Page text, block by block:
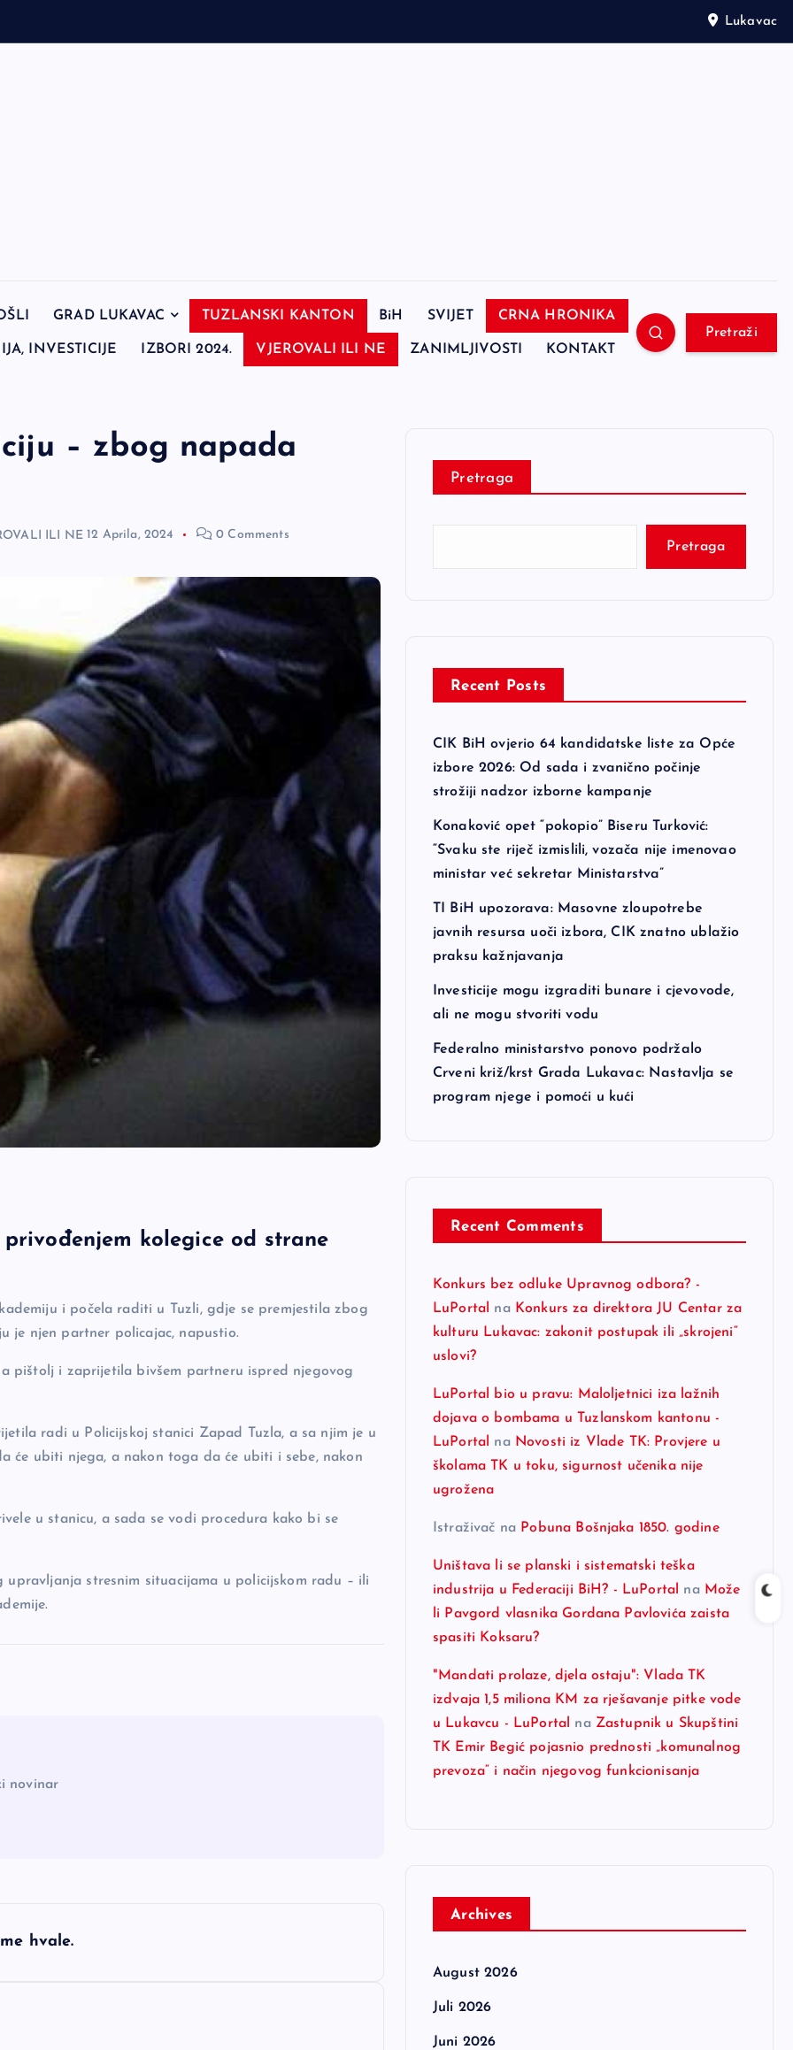
Lukavac
GRAD LUKAVAC TUZLANSKI KANTON BiH SVIJET CRNA HRONIKA
INVESTICIJE IZBORI 2024. VJEROVALI ILI NE ZANIMLJIVOSTI KONTAKT
Pretraži
– zbog napada
ILI NE 12 Aprila, 2024 0 Comments
kolegice od strane
i počela raditi u Tuzli, gdje se premjestila zbog
je njen partner policajac, napustio.
pištolj i zaprijetila bivšem partneru ispred njegovog
radi u Policijskoj stanici Zapad Tuzla, a sa njim je u
će ubiti njega, a nakon toga da će ubiti i sebe, nakon
u stanicu, a sada se vodi procedura kako bi se
stresnim situacijama u policijskom radu – ili
novinar
hvale.
Pretraga
Pretraga
Recent Posts
CIK BiH ovjerio 64 kandidatske liste za Opće
izbore 2026: Od sada i zvanično počinje
strožiji nadzor izborne kampanje
Konaković opet “pokopio” Biseru Turković:
“Svaku ste riječ izmislili, vozača nije imenovao
ministar već sekretar Ministarstva”
TI BiH upozorava: Masovne zloupotrebe
javnih resursa uoči izbora, CIK znatno ublažio
praksu kažnjavanja
Investicije mogu izgraditi bunare i cjevovode,
ali ne mogu stvoriti vodu
Federalno ministarstvo ponovo podržalo
Crveni križ/krst Grada Lukavac: Nastavlja se
program njege i pomoći u kući
Recent Comments
Konkurs bez odluke Upravnog odbora? -
LuPortal
na Konkurs za direktora JU Centar za
kulturu Lukavac: zakonit postupak ili „skrojeni“
uslovi?
LuPortal bio u pravu: Maloljetnici iza lažnih
dojava o bombama u Tuzlanskom kantonu -
LuPortal
na Novosti iz Vlade TK: Provjere u
školama TK u toku, sigurnost učenika nije
ugrožena
Istraživač na Pobuna Bošnjaka 1850. godine
Uništava li se planski i sistematski teška
industrija u Federaciji BiH? - LuPortal
na Može
li Pavgord vlasnika Gordana Pavlovića zaista
spasiti Koksaru?
"Mandati prolaze, djela ostaju": Vlada TK
izdvaja 1,5 miliona KM za rješavanje pitke vode
u Lukavcu - LuPortal
na Zastupnik u Skupštini
TK Emir Begić pojasnio prednosti „komunalnog
prevoza“ i način njegovog funkcionisanja
Archives
August 2026
Juli 2026
Juni 2026